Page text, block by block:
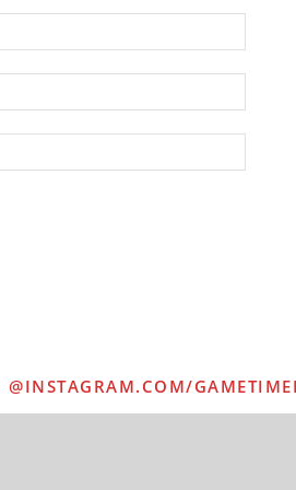
@INSTAGRAM.COM/